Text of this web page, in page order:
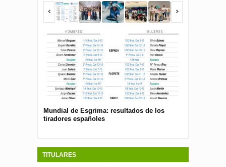
Mundial de Esgrima: resultados de los
tiradores españoles
TITULARES